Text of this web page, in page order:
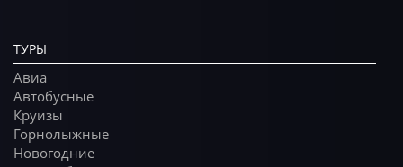
ТУРЫ
Авиа
Автобусные
Круизы
Горнолыжные
Новогодние